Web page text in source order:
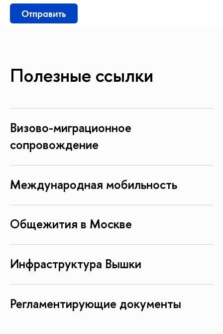
Отправить
Полезные ссылки
изово-миграционное
сопровождение
Международная мобильность
Общежития в Москве
Инфраструктура Вышки
Регламентирующие документы